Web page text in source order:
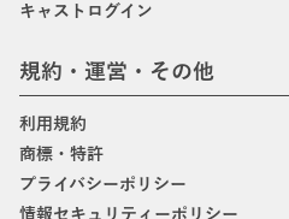
キャストログイン
規約・運営・その他
利用規約
商標・特許
プライバシーポリシー
情報セキュリティーポリシー